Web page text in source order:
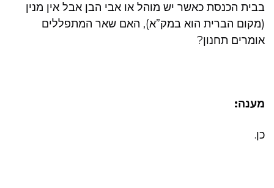
בבית הכנסת כאשר יש מוהל או אבי הבן אבל אין מנין
(מקום הברית הוא במק”א), האם שאר המתפללים
אומרים תחנון?
מענה:
כן.